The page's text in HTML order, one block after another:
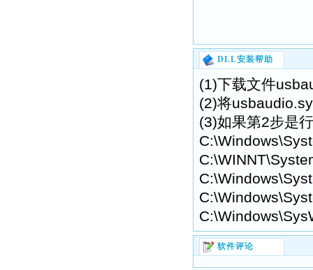
DLL安装帮助
(1)下载文件
(2)将
(3)如果第2步是
软件评论